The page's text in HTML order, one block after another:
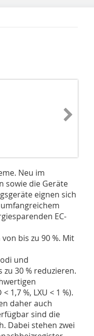
Neu im
sowie die Geräte
eignen sich
EC-
bis zu 90 %. Mit
und
30 % reduzieren.
%, LXU < 1 %).
daher auch
sind die
Dabei stehen zwei